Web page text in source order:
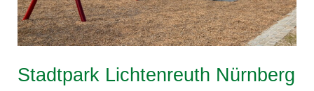
Stadtpark Lichtenreuth Nürnberg